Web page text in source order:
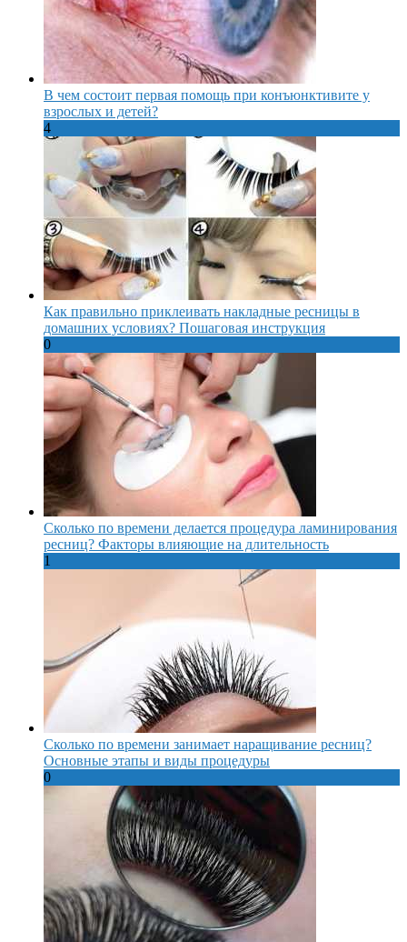
В чем состоит первая помощь при конъюнктивите у
взрослых и детей?
4
Как правильно приклеивать накладные ресницы в
домашних условиях? Пошаговая инструкция
0
Сколько по времени делается процедура ламинирования
ресниц? Факторы влияющие на длительность
1
Сколько по времени занимает наращивание ресниц?
Основные этапы и виды процедуры
0